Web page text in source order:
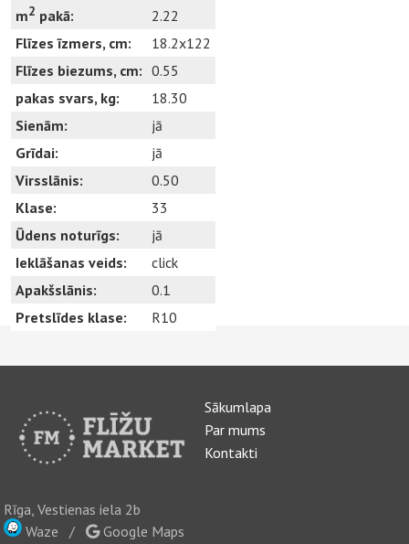
m2 pakā:
2.22
Flīzes īzmers, cm:
18.2x122
Flīzes biezums, cm: 0.55
pakas svars, kg:
18.30
Sienām:
jā
Grīdai:
jā
Virsslānis:
0.50
Klase:
33
Ūdens noturīgs:
jā
Ieklāšanas veids:
click
Apakšslānis:
0.1
Pretslīdes klase:
R10
Rīga, Vestienas iela 2b
Waze /
Google Maps
Sākumlapa
Par mums
Kontakti